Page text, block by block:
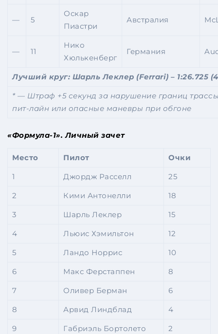
— 5
Оскар
Пиастри
Австралия
— 11
Нико
Хюлькенберг
Германия
Лучший круг: Шарль Леклер (Ferrari) – 1:26.725
* — Штраф +5 секунд за нарушение границ
пит-лайн или опасные маневры при обгоне
«Формула-1». Личный зачет
Место Пилот Очки
1 Джордж Расселл 25
2 Кими Антонелли 18
3 Шарль Леклер 15
4 Льюис Хэмильтон 12
5 Ландо Норрис 10
6 Макс Ферстаппен 8
7 Оливер Берман 6
8 Арвид Линдблад 4
9 Габриэль Бортолето 2